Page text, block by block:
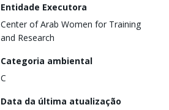
Entidade Executora
Center of Arab Women for Training
and Research
Categoria ambiental
C
Data da última atualização